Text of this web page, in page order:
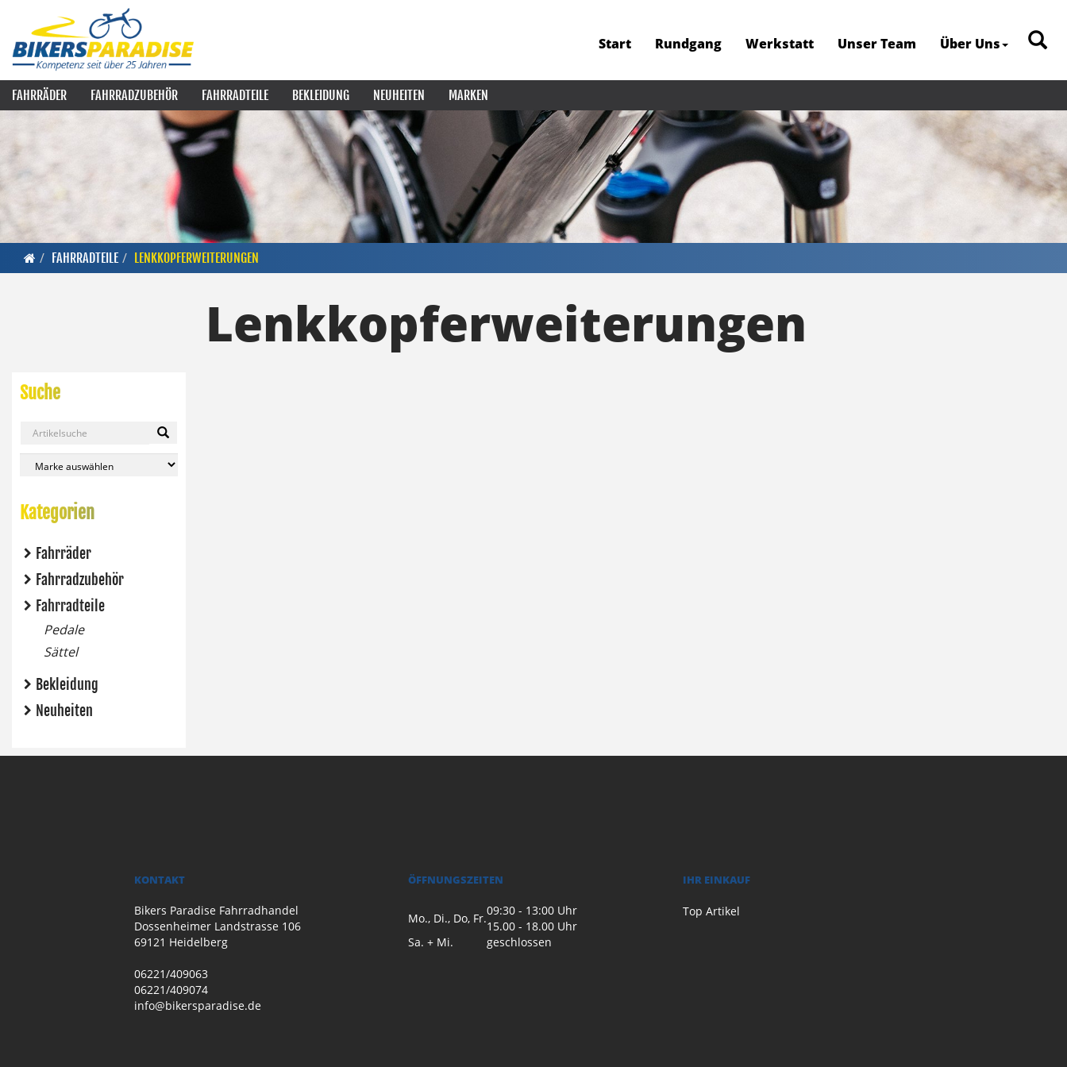
Start Rundgang Werkstatt Unser Team Über Uns
FAHRRÄDER FAHRRADZUBEHÖR FAHRRADTEILE BEKLEIDUNG NEUHEITEN MARKEN
FAHRRADTEILE LENKKOPFERWEITERUNGEN
Suche
Kategorien
Fahrräder
Fahrradzubehör
Fahrradteile
Pedale
Sättel
Bekleidung
Neuheiten
Lenkkopferweiterungen
KONTAKT
Bikers Paradise Fahrradhandel
Dossenheimer Landstrasse 106
69121 Heidelberg
06221/409063
06221/409074
info@bikersparadise.de
ÖFFNUNGSZEITEN
Mo., Di., Do, Fr.
09:30 - 13:00 Uhr
15.00 - 18.00 Uhr
Sa. + Mi.
geschlossen
IHR EINKAUF
Top Artikel